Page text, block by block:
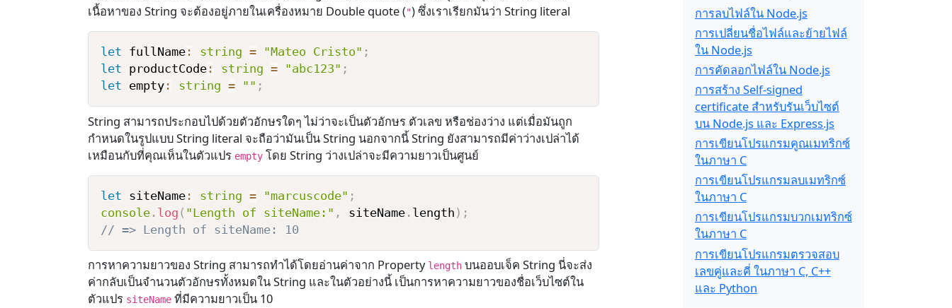
เนื้อหาของ String จะต้องอยู่ภายในเครื่องหมาย Double quote (") ซึ่งเราเรียกมันว่า String literal
let fullName: string = "Mateo Cristo" ;
let productCode: string = "abc123" ;
let empty: string = "" ;
String สามารถประกอบไปด้วยตัวอักษรใดๆ ไม่ว่าจะเป็นตัวอักษร ตัวเลข หรือช่องว่าง แต่เมื่อมันถูก
กำหนดในรูปแบบ String literal จะถือว่ามันเป็น String นอกจากนี้ String ยังสามารถมีค่าว่างเปล่าได้
เหมือนกับที่คุณเห็นในตัวแปร empty โดย String ว่างเปล่าจะมีความยาวเป็นศูนย์
let siteName: string = "marcuscode" ;
console. log ( "Length of siteName:" , siteName. length ) ;
// => Length of siteName: 10
การหาความยาวของ String สามารถทำได้โดยอ่านค่าจาก Property length บนออบเจ็ค String นี่จะส่ง
ค่ากลับเป็นจำนวนตัวอักษรทั้งหมดใน String และในตัวอย่างนี้ เป็นการหาความยาวของชื่อเว็บไซต์ใน
ตัวแปร siteName ที่มีความยาวเป็น 10
การลบไฟล์ใน Node.js
การเปลี่ยนชื่อไฟล์และย้ายไฟล์
ใน Node.js
การคัดลอกไฟล์ใน Node.js
การสร้าง Self-signed
certificate สำหรับรันเว็บไซต์
บน Node.js และ Express.js
การเขียนโปรแกรมคูณเมทริกซ์
ในภาษา C
การเขียนโปรแกรมลบเมทริกซ์
ในภาษา C
การเขียนโปรแกรมบวกเมทริกซ์
ในภาษา C
การเขียนโปรแกรมตรวจสอบ
เลขคู่และคี่ ในภาษา C, C++
และ Python